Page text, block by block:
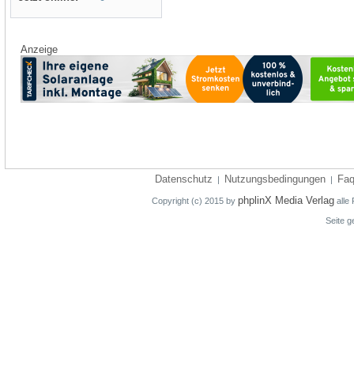
Anzeige
Datenschutz | Nutzungsbedingungen | Faq
Copyright (c) 2015 by phplinX Media Verlag alle
Seite